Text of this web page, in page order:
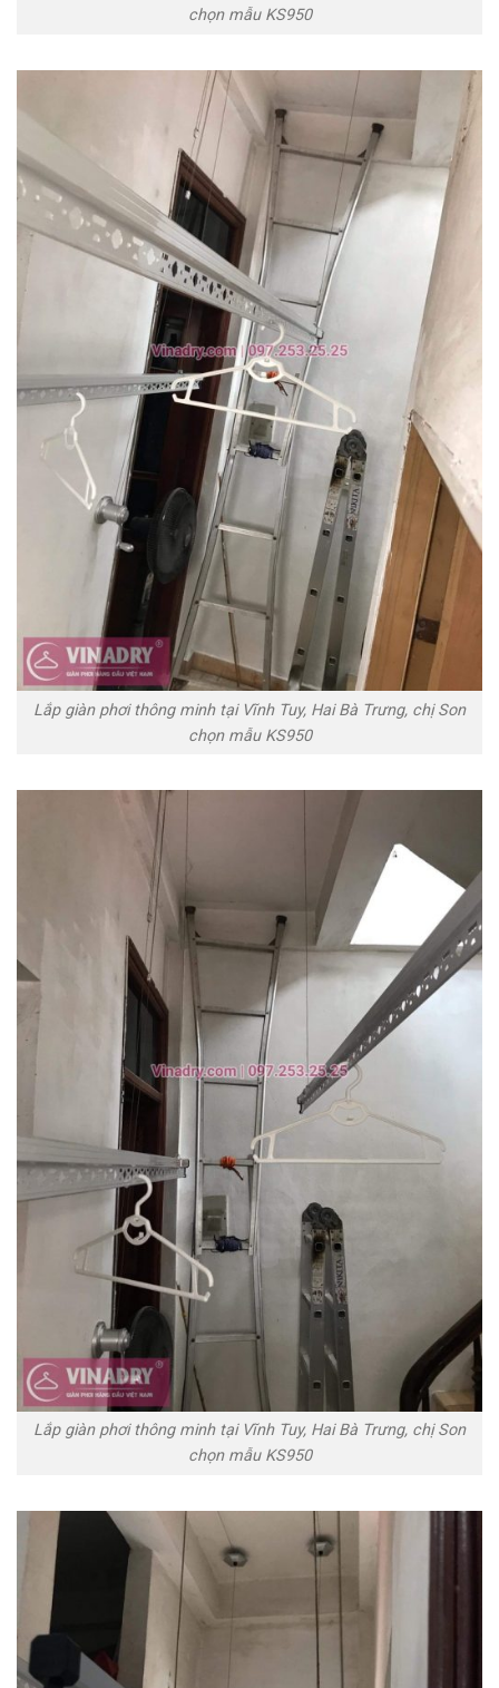
chọn mẫu KS950
Lắp giàn phơi thông minh tại Vĩnh Tuy, Hai Bà Trưng, chị Son
chọn mẫu KS950
Lắp giàn phơi thông minh tại Vĩnh Tuy, Hai Bà Trưng, chị Son
chọn mẫu KS950